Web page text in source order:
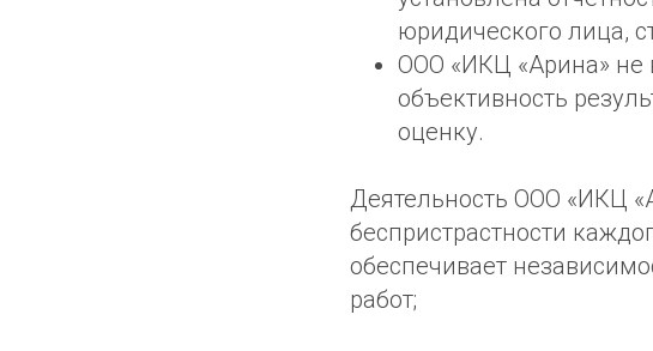
юридического лица,
ООО «ИКЦ «Арина» не
объективность
оценку.
Деятельность ООО «ИКЦ
беспристрастности
обеспечивает
работ;